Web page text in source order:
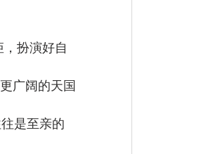
扮演好自
广阔的天国
是至亲的